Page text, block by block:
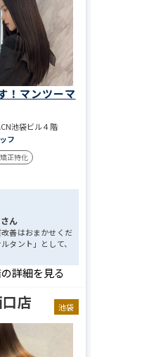
！マンツーマ
池袋ビル４階
フ
正特化
ん
善はおまかせくだ
タント」として、
詳細を見る
店 池袋